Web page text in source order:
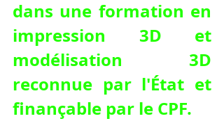
dans une formation en
impression 3D et
modélisation 3D
reconnue par l'État et
finançable par le CPF.